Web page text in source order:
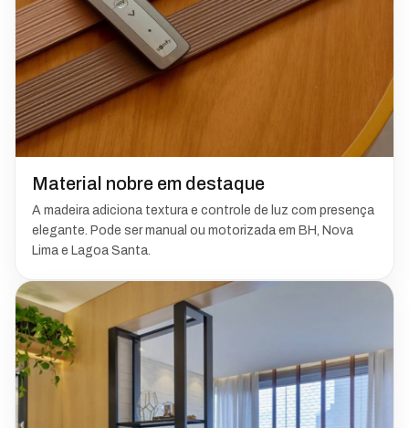
Material nobre em destaque
A madeira adiciona textura e controle de luz com presença
elegante. Pode ser manual ou motorizada em BH, Nova
Lima e Lagoa Santa.